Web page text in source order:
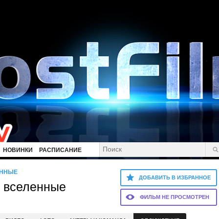
НОВИНКИ РАСПИСАНИЕ
ДОБАВИТЬ В ИЗБРАННОЕ
ФИЛЬМ НЕ ПРОСМОТРЕН
вселенные